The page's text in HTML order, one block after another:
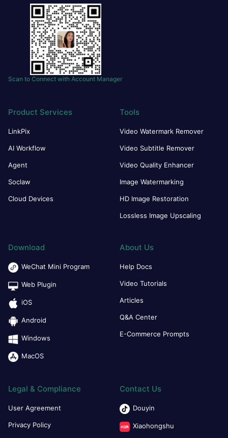
Scan to Connect with Account Manager
Product Services
LinkPix
AI Workflow
Agent
Soclaw
Cloud Devices
Tools
Video Watermark Remover
Video Subtitle Remover
Video Quality Enhancer
Image Watermarking
HD Image Restoration
Lossless Image Upscaling
Download
WeChat Mini Program
Web Plugin
iOS
Android
Windows
MacOS
About Us
Help Docs
Video Tutorials
Articles
Q&A Center
E-Commerce Prompts
Legal & Compliance
User Agreement
Privacy Policy
Contact Us
Douyin
Xiaohongshu